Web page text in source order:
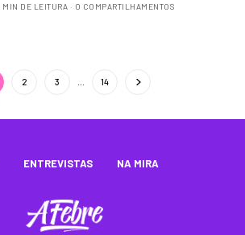
MIN DE LEITURA 0 COMPARTILHAMENTOS
2 3 14
ENTREVISTAS NA MIRA